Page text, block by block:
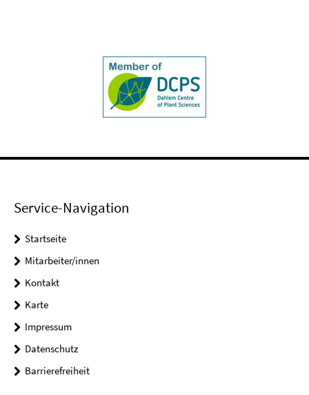
Service-Navigation
Startseite
Mitarbeiter/innen
Kontakt
Karte
Impressum
Datenschutz
Barrierefreiheit